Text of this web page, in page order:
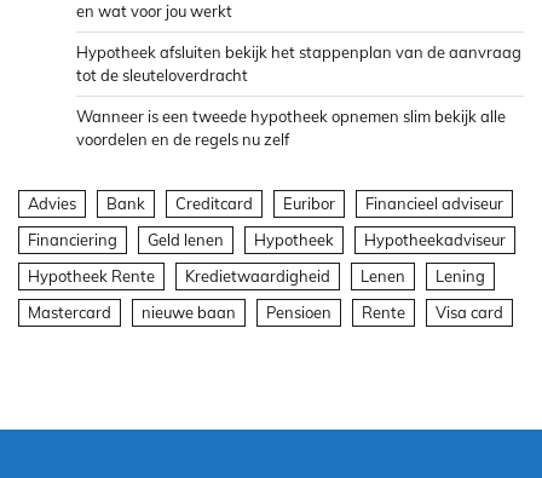
en wat voor jou werkt
Hypotheek afsluiten bekijk het stappenplan van de aanvraag
tot de sleuteloverdracht
Wanneer is een tweede hypotheek opnemen slim bekijk alle
voordelen en de regels nu zelf
Advies Bank Creditcard Euribor
Financieel adviseur
Financiering
Geld lenen Hypotheek
Hypotheekadviseur
Hypotheek Rente
Kredietwaardigheid Lenen
Lening
Mastercard
nieuwe baan Pensioen Rente Visa card